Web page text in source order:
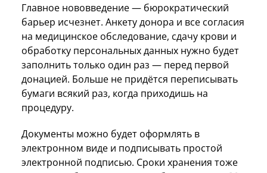
Главное нововведение — бюрократический
барьер исчезнет. Анкету донора и все согласия
на медицинское обследование, сдачу крови и
обработку персональных данных нужно будет
заполнить только один раз — перед первой
донацией. Больше не придётся переписывать
бумаги всякий раз, когда приходишь на
процедуру.
Документы можно будет оформлять в
электронном виде и подписывать простой
электронной подписью. Сроки хранения тоже